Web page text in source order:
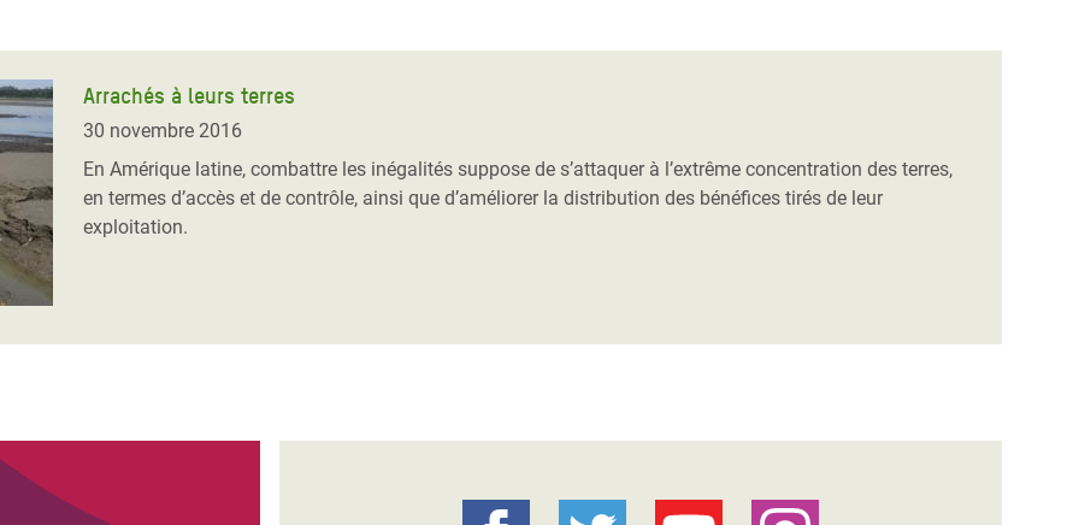
Gaza
et
en Afrique de
Yémen
Réfugiés Rohingyas
Syrie
Arrachés à leurs terres
30 novembre 2016
En Amérique latine, combattre les inégalités suppose de s’attaquer à l’extrême concentration des terres,
en termes d’accès et de contrôle, ainsi que d’améliorer la distribution des bénéfices tirés de leur
exploitation.